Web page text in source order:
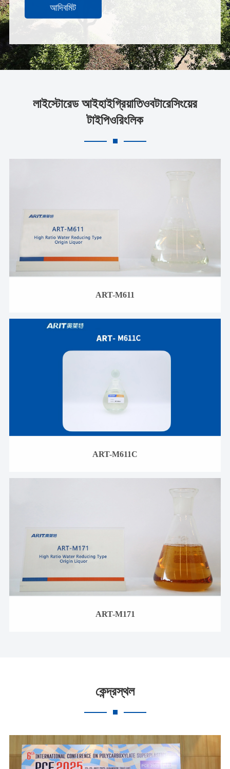
আদিবমিট
লাইস্টোরেড আইহাইগ্রিয়াতিওবটারেসিংয়ের
টাইপিওরিংলিক
ART-M611
ART-M611C
ART-M171
কেন্দ্রস্থল